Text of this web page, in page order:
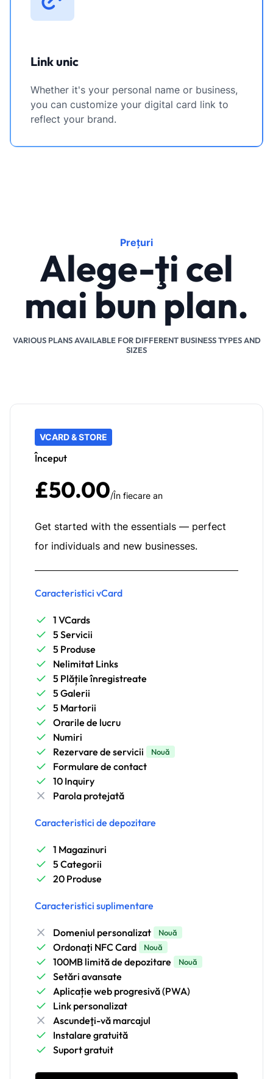
Link unic
Whether it's your personal name or business,
you can customize your digital card link to
reflect your brand.
Prețuri
Alege-ţi cel
mai bun plan.
VARIOUS PLANS AVAILABLE FOR DIFFERENT BUSINESS TYPES AND
SIZES
VCARD & STORE
Început
£50.00/În fiecare an
Get started with the essentials — perfect
for individuals and new businesses.
Caracteristici vCard
1 VCards
5 Servicii
5 Produse
Nelimitat Links
5 Plățile înregistreate
5 Galerii
5 Martorii
Orarile de lucru
Numiri
Rezervare de servicii
Nouă
Formulare de contact
10 Inquiry
Parola protejată
Caracteristici de depozitare
1 Magazinuri
5 Categorii
20 Produse
Caracteristici suplimentare
Domeniul personalizat Nouă
Ordonaţi NFC Card Nouă
100MB limită de depozitare Nouă
Setări avansate
Aplicație web progresivă (PWA)
Link personalizat
Ascundeţi-vă marcajul
Instalare gratuită
Suport gratuit